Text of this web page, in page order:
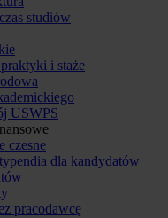
studiów
i staże
USWPS
czesne
dla kandydatów
pracodawcę